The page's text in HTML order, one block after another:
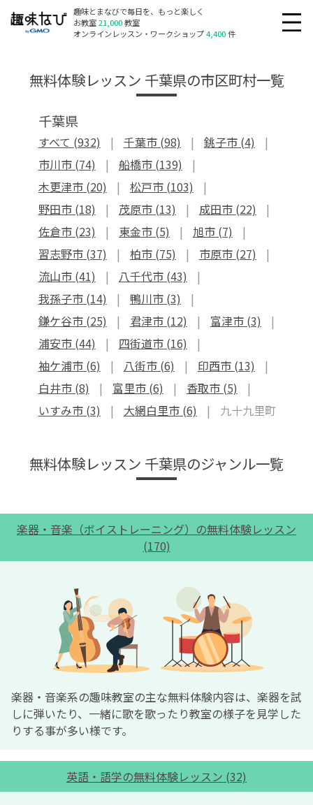
趣味とまなびで毎日を、もっと楽しく
お教室21,000教室
オンラインレッスン・ワークショップ4,400件
無料体験レッスン 千葉県の市区町村一覧
千葉県
すべて (932) 千葉市 (98)
銚子市 (4)
市川市 (74)
船橋市 (139)
木更津市 (20)
松戸市 (103)
野田市 (18)
茂原市 (13)
成田市 (22)
佐倉市 (23)
東金市 (5)
旭市 (7)
習志野市 (37)
柏市 (75)
市原市 (27)
流山市 (41)
八千代市 (43)
我孫子市 (14)
鴨川市 (3)
鎌ケ谷市 (25)
君津市 (12)
富津市 (3)
浦安市 (44)
四街道市 (16)
袖ケ浦市 (6)
八街市 (6)
印西市 (13)
白井市 (8)
富里市 (6)
香取市 (5)
いすみ市 (3)
大網白里市 (6) 九十九里町
無料体験レッスン 千葉県のジャンル一覧
楽器・音楽（ボイストレーニング）の無料体験レッスン
(170)
楽器・音楽系の趣味教室の主な無料体験内容は、楽器を試
しに弾いたり、一緒に歌を歌ったり教室の様子を見学した
りする事が多い様です。
英語・語学の無料体験レッスン (32)